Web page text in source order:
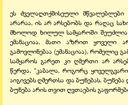
ეს ძველაღთქმისეული
არარაა, ის არ არსებობს და რაღაც
მხოლოდ ხილულ სამყაროში
ემანაციაა. მათი აზრით ყოველი
გამოვლინებაა (ემანაციაა), რომელიც
სამყაროს გარეთ კი ღმერთი არ
წერდა, "კაბალა, როგორც
აიგივებს ღმერთსა და ბუნებას.
ბუნება არის თვით ღვთაების